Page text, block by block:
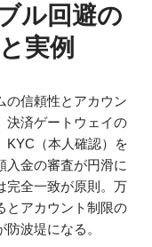
ル回避の
実例
の信頼性とアカウン
決済ゲートウェイの
KYC（本人確認）を
入金の審査が円滑に
完全一致が原則。万
とアカウント制限の
波堤になる。